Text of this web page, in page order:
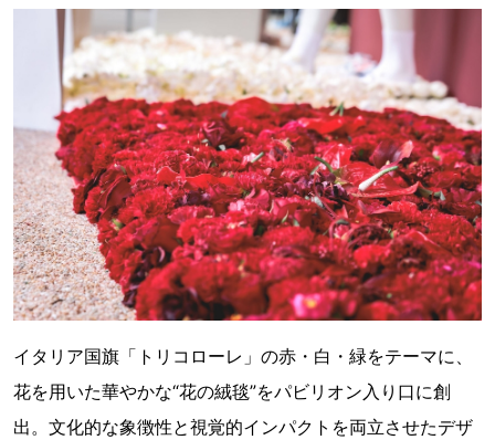
イタリア国旗「トリコローレ」の赤・白・緑をテーマに、
花を用いた華やかな“花の絨毯”をパビリオン入り口に創
出。文化的な象徴性と視覚的インパクトを両立させたデザ